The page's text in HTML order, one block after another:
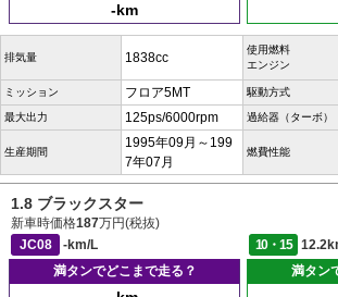
-km
排気量 1838cc
使用燃料
エンジン
ミッション フロア5MT 駆動方式
最大出力 125ps/6000rpm 過給器（ターボ）
生産期間
1995年09月～199
7年07月
燃費性能
1.8 ブラックスター
新車時価格187万円(税抜)
JC08
-km/L 10・15
満タンでどこまで走る？
満タン